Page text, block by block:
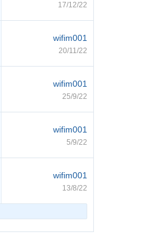
17/12/22
wifim001
20/11/22
wifim001
25/9/22
wifim001
5/9/22
wifim001
13/8/22